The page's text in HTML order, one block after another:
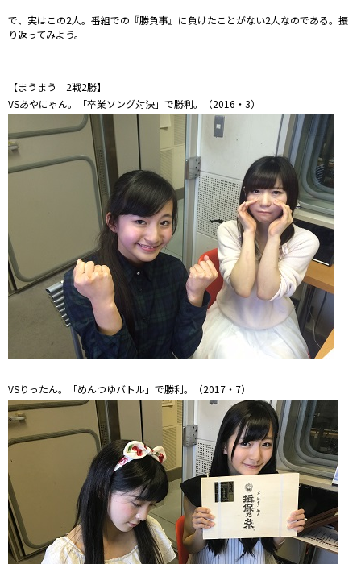
で、実はこの2人。番組での『勝負事』に負けたことがない2人なのである。振
り返ってみよう。
【まうまう 2戦2勝】
VSあやにゃん。「卒業ソング対決」で勝利。（2016・3）
VSりったん。「めんつゆバトル」で勝利。（2017・7）